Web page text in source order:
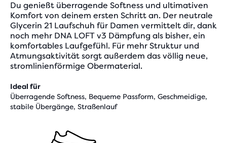
Du genießt überragende Softness und ultimativen
Komfort von deinem ersten Schritt an. Der neutrale
Glycerin 21 Laufschuh für Damen vermittelt dir, dank
noch mehr DNA LOFT v3 Dämpfung als bisher, ein
komfortables Laufgefühl. Für mehr Struktur und
Atmungsaktivität sorgt außerdem das völlig neue,
stromlinienförmige Obermaterial.
Ideal für
Überragende Softness, Bequeme Passform, Geschmeidige,
stabile Übergänge, Straßenlauf